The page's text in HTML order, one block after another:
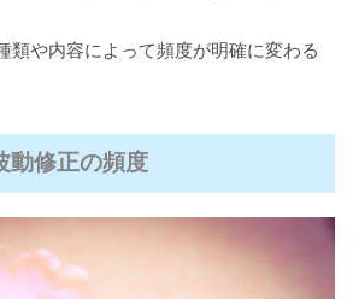
類や内容によって頻度が明確に変わる
動修正の頻度